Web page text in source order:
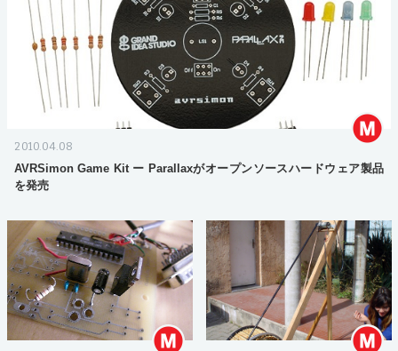
2010.04.08
AVRSimon Game Kit ー Parallaxがオープンソースハードウェア製品
を発売